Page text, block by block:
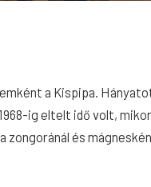
a Kispipa.
ig eltelt idő volt,
zongoránál és